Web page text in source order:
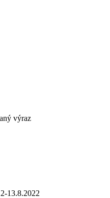
výraz
13.8.2022